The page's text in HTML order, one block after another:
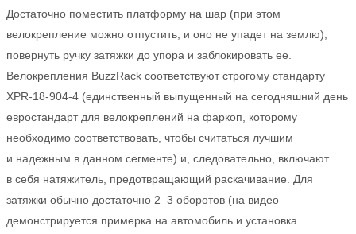
Достаточно поместить платформу на шар (при этом
велокрепление можно отпустить, и оно не упадет на землю),
повернуть ручку затяжки до упора и заблокировать ее.
Велокрепления BuzzRack соответствуют строгому стандарту
XPR-18-904-4 (единственный выпущенный на сегодняшний день
евростандарт для велокреплений на фаркоп, которому
необходимо соответствовать, чтобы считаться лучшим
и надежным в данном сегменте) и, следовательно, включают
в себя натяжитель, предотвращающий раскачивание. Для
затяжки обычно достаточно 2–3 оборотов (на видео
демонстрируется примерка на автомобиль и установка